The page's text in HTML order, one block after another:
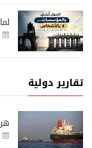
تقارير دولية